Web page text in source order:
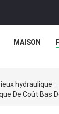
MAISON
hydraulique
De Coût Bas